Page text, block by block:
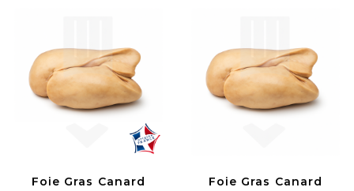
Foie Gras Canard
Foie Gras Canard